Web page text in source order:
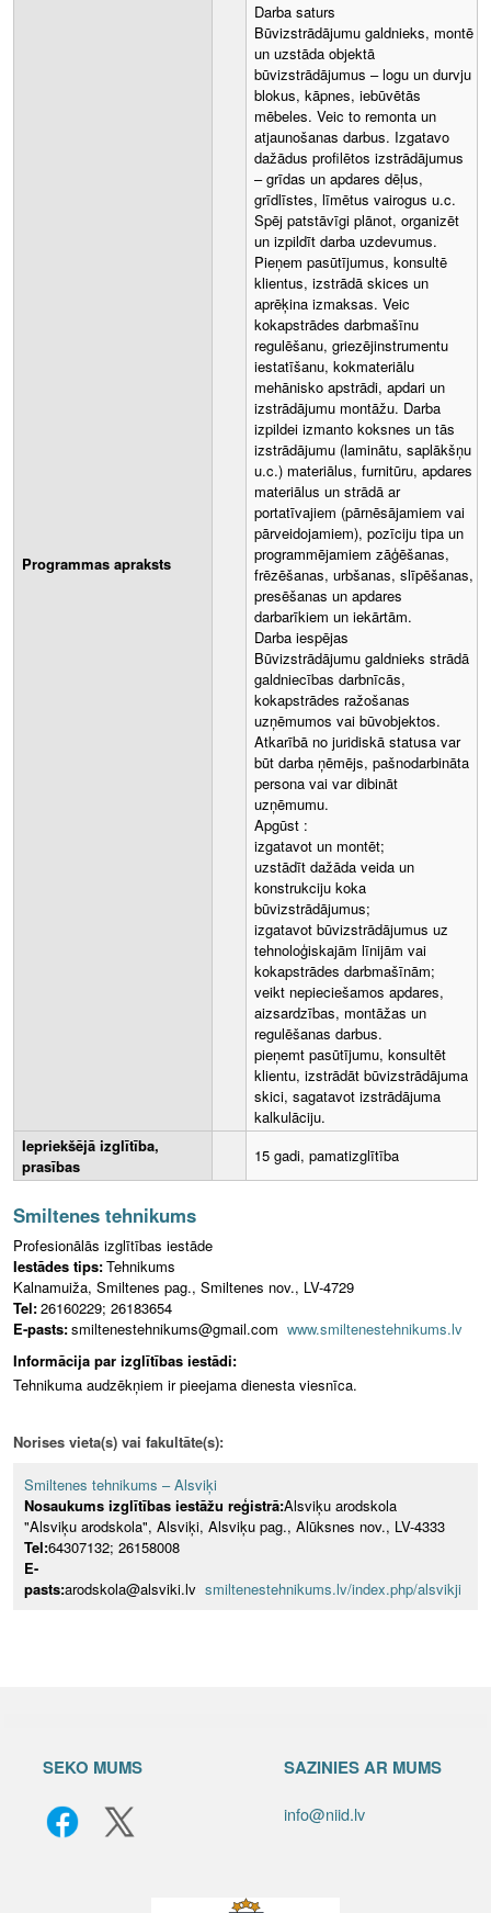
Programmas apraksts
Darba saturs
Būvizstrādājumu galdnieks, montē
un uzstāda objektā
būvizstrādājumus – logu un durvju
blokus, kāpnes, iebūvētās
mēbeles. Veic to remonta un
atjaunošanas darbus. Izgatavo
dažādus profilētos izstrādājumus
– grīdas un apdares dēļus,
grīdlīstes, līmētus vairogus u.c.
Spēj patstāvīgi plānot, organizēt
un izpildīt darba uzdevumus.
Pieņem pasūtījumus, konsultē
klientus, izstrādā skices un
aprēķina izmaksas. Veic
kokapstrādes darbmašīnu
regulēšanu, griezējinstrumentu
iestatīšanu, kokmateriālu
mehānisko apstrādi, apdari un
izstrādājumu montāžu. Darba
izpildei izmanto koksnes un tās
izstrādājumu (laminātu, saplākšņu
u.c.) materiālus, furnitūru, apdares
materiālus un strādā ar
portatīvajiem (pārnēsājamiem vai
pārveidojamiem), pozīciju tipa un
programmējamiem zāģēšanas,
frēzēšanas, urbšanas, slīpēšanas,
presēšanas un apdares
darbarīkiem un iekārtām.
Darba iespējas
Būvizstrādājumu galdnieks strādā
galdniecības darbnīcās,
kokapstrādes ražošanas
uzņēmumos vai būvobjektos.
Atkarībā no juridiskā statusa var
būt darba ņēmējs, pašnodarbināta
persona vai var dibināt
uzņēmumu.
Apgūst :
izgatavot un montēt;
uzstādīt dažāda veida un
konstrukciju koka
būvizstrādājumus;
izgatavot būvizstrādājumus uz
tehnoloģiskajām līnijām vai
kokapstrādes darbmašīnām;
veikt nepieciešamos apdares,
aizsardzības, montāžas un
regulēšanas darbus.
pieņemt pasūtījumu, konsultēt
klientu, izstrādāt būvizstrādājuma
skici, sagatavot izstrādājuma
kalkulāciju.
Iepriekšējā izglītība,
prasības
15 gadi, pamatizglītība
Smiltenes tehnikums
Profesionālās izglītības iestāde
Iestādes tips:Tehnikums
Kalnamuiža, Smiltenes pag., Smiltenes nov., LV-4729
Tel:26160229; 26183654
E-pasts:smiltenestehnikums@gmail.com www.smiltenestehnikums.lv
Informācija par izglītības iestādi:
Tehnikuma audzēkņiem ir pieejama dienesta viesnīca.
Norises vieta(s) vai fakultāte(s):
Smiltenes tehnikums – Alsviķi
Nosaukums izglītības iestāžu reģistrā:Alsviķu arodskola
"Alsviķu arodskola", Alsviķi, Alsviķu pag., Alūksnes nov., LV-4333
Tel:64307132; 26158008
E-
pasts:arodskola@alsviki.lv smiltenestehnikums.lv/index.php/alsvikji
SEKO MUMS SAZINIES AR MUMS
info@niid.lv